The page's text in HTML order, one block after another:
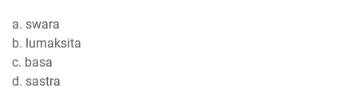
a. swara
b. lumaksita
c. basa
d. sastra